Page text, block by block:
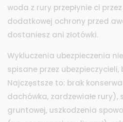
woda z rury przepłynie ci
dodatkowej ochrony przed
dostaniesz ani złotówki.
Wykluczenia ubezpieczenia
spisane przez
Najczęstsze to: brak
dachówka, zardzewiałe rury),
gruntowej, uszkodzenia